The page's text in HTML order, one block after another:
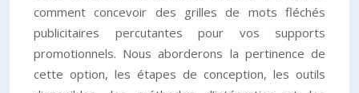
comment concevoir des grilles de mots fléchés
publicitaires percutantes pour vos supports
promotionnels. Nous aborderons la pertinence de
cette option, les étapes de conception, les outils